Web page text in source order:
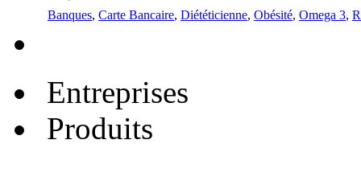
Banques, Carte Bancaire, Diététicienne, Obésité, Omega 3,
Entreprises
Produits